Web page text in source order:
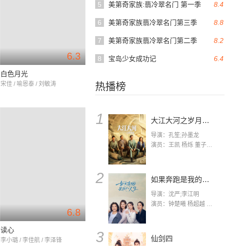
8.4
5 美第奇家族:翡冷翠名门 第一季
8.8
6 美第奇家族翡冷翠名门第三季
8.2
7 美第奇家族翡冷翠名门第二季
6.4
8 宝岛少女成功记
热播榜
1 大江大河之岁月如歌
导演：孔笙;孙墨龙
演员：王凯 杨烁 董子健 杨采钰 张佳宁 练练 林栋甫 房子斌
2 如果奔跑是我的人生
导演：沈严;李江明
演员：钟楚曦 杨超越 许娣 陈小艺 侯雯元 宋洋 王宥钧 李添诺
3 仙剑四
6.3
白色月光
宋佳 / 喻恩泰 / 刘敏涛
6.8
读心
李小璐 / 李佳航 / 李泽锋